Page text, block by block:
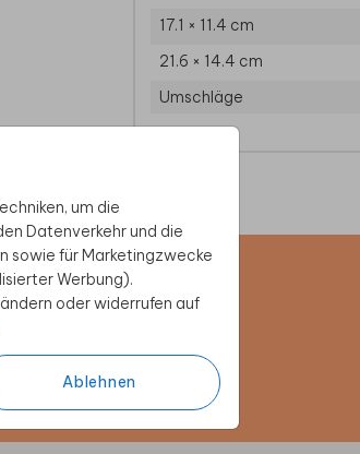
um die
Datenverkehr und die
sowie für Marketingzwecke
Werbung).
oder widerrufen auf
Ablehnen
17.1 × 11.4 cm
21.6 × 14.4 cm
Umschläge